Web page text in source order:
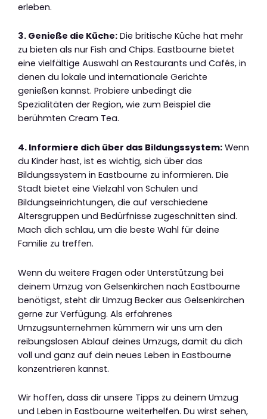
erleben.
3. Genieße die Küche: Die britische Küche hat mehr
zu bieten als nur Fish and Chips. Eastbourne bietet
eine vielfältige Auswahl an Restaurants und Cafés, in
denen du lokale und internationale Gerichte
genießen kannst. Probiere unbedingt die
Spezialitäten der Region, wie zum Beispiel die
berühmten Cream Tea.
4. Informiere dich über das Bildungssystem: Wenn
du Kinder hast, ist es wichtig, sich über das
Bildungssystem in Eastbourne zu informieren. Die
Stadt bietet eine Vielzahl von Schulen und
Bildungseinrichtungen, die auf verschiedene
Altersgruppen und Bedürfnisse zugeschnitten sind.
Mach dich schlau, um die beste Wahl für deine
Familie zu treffen.
Wenn du weitere Fragen oder Unterstützung bei
deinem Umzug von Gelsenkirchen nach Eastbourne
benötigst, steht dir Umzug Becker aus Gelsenkirchen
gerne zur Verfügung. Als erfahrenes
Umzugsunternehmen kümmern wir uns um den
reibungslosen Ablauf deines Umzugs, damit du dich
voll und ganz auf dein neues Leben in Eastbourne
konzentrieren kannst.
Wir hoffen, dass dir unsere Tipps zu deinem Umzug
und Leben in Eastbourne weiterhelfen. Du wirst sehen,